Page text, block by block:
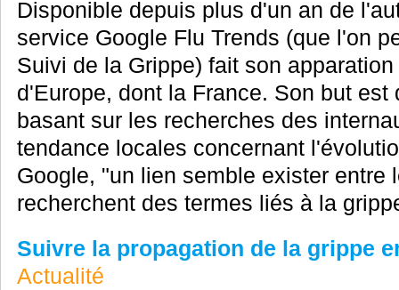
Disponible depuis plus d'un an de
service Google Flu Trends (que l'on
Suivi de la Grippe) fait son
d'Europe, dont la France. Son but est
basant sur les recherches des
tendance locales concernant
Google, "un lien semble exister entre
recherchent des termes liés à la
Suivre la propagation de la grippe
Actualité